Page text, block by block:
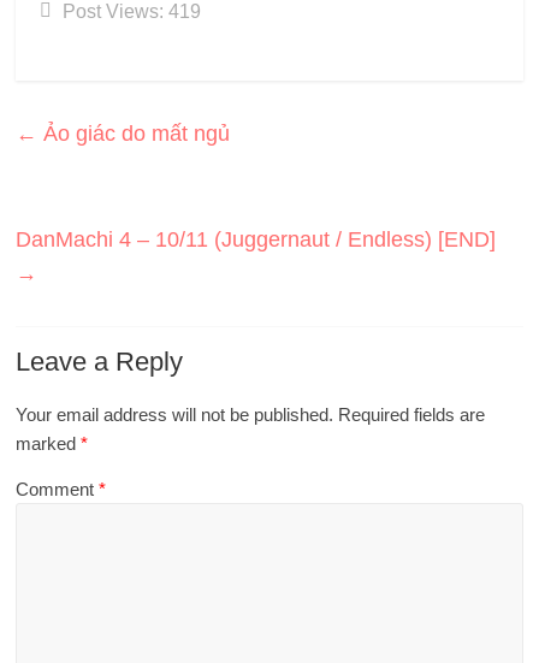
Post Views: 419
← Ảo giác do mất ngủ
DanMachi 4 – 10/11 (Juggernaut / Endless) [END]
→
Leave a Reply
Your email address will not be published. Required fields are
marked*
Comment*